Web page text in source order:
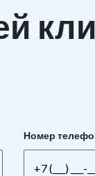
Номер